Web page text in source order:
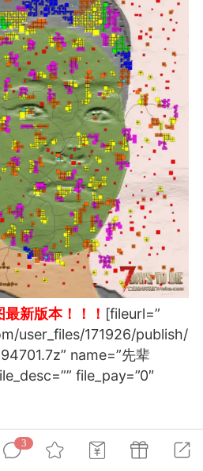
排行榜
程 联机招募
工具
的作弊模组，
服务器外挂！
收到一些信息
用,为了维护游
下声明，规范
3
新版本！！！ [fileurl=”
user_files/171926/publish/
name=”先辈
file_pay=”0″
权声明